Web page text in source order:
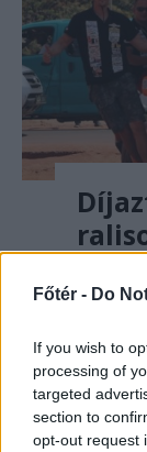
Főtér - Do
If you wish to
processing of
targeted
section to
opt-out request
kapott